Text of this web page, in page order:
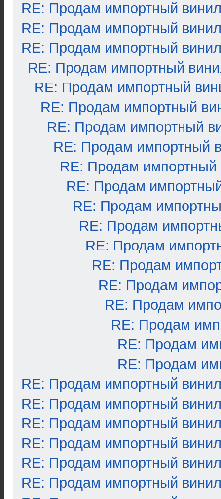
RE: Продам импортный винил
RE: Продам импортный винил
RE: Продам импортный винил
RE: Продам импортный
RE: Продам импортный
RE: Продам импортный
RE: Продам импортный
RE: Продам импортный
RE: Продам импортный
RE: Продам
RE: Продам
RE: Продам
RE: Продам
RE: Продам
RE: Продам
RE: Продам
RE: Продам
RE: Продам
RE: Продам
RE: Продам импортный винил
RE: Продам импортный винил
RE: Продам импортный винил
RE: Продам импортный винил
RE: Продам импортный винил
RE: Продам импортный винил